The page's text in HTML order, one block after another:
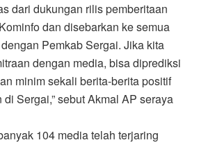
dari dukungan rilis pemberitaan
dan disebarkan ke semua
Pemkab Sergai. Jika kita
dengan media, bisa diprediksi
minim sekali berita-berita positif
Sergai,” sebut Akmal AP seraya
104 media telah terjaring